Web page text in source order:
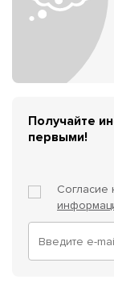
Получайте
первыми!
Согласие